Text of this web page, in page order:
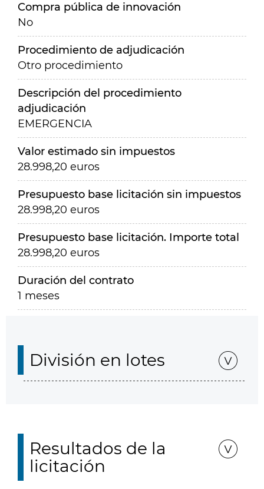
Compra pública de innovación
No
Procedimiento de adjudicación
Otro procedimiento
Descripción del procedimiento
adjudicación
EMERGENCIA
Valor estimado sin impuestos
28.998,20 euros
Presupuesto base licitación sin impuestos
28.998,20 euros
Presupuesto base licitación. Importe total
28.998,20 euros
Duración del contrato
1 meses
División en lotes
Resultados de la
licitación